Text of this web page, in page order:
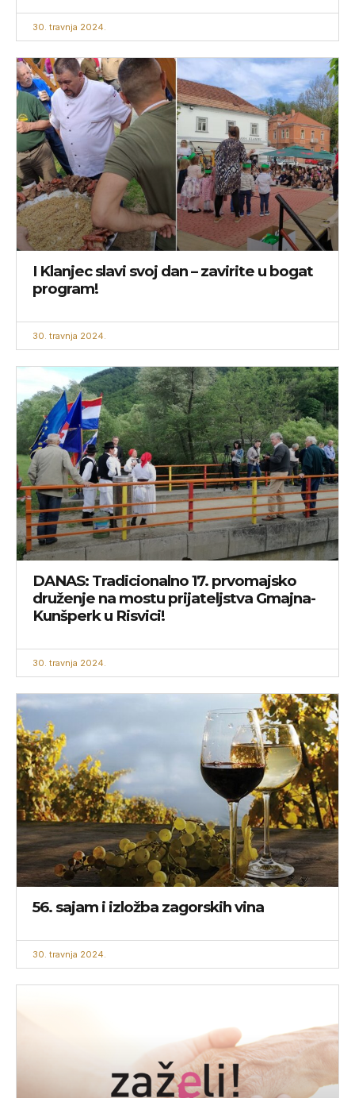
30. travnja 2024.
I Klanjec slavi svoj dan – zavirite u bogat
program!
30. travnja 2024.
DANAS: Tradicionalno 17. prvomajsko
druženje na mostu prijateljstva Gmajna-
Kunšperk u Risvici!
30. travnja 2024.
56. sajam i izložba zagorskih vina
30. travnja 2024.